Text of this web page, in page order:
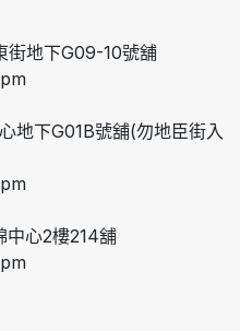
街地下G09-10號舖
地下G01B號舖(勿地臣街入
中心2樓214舖